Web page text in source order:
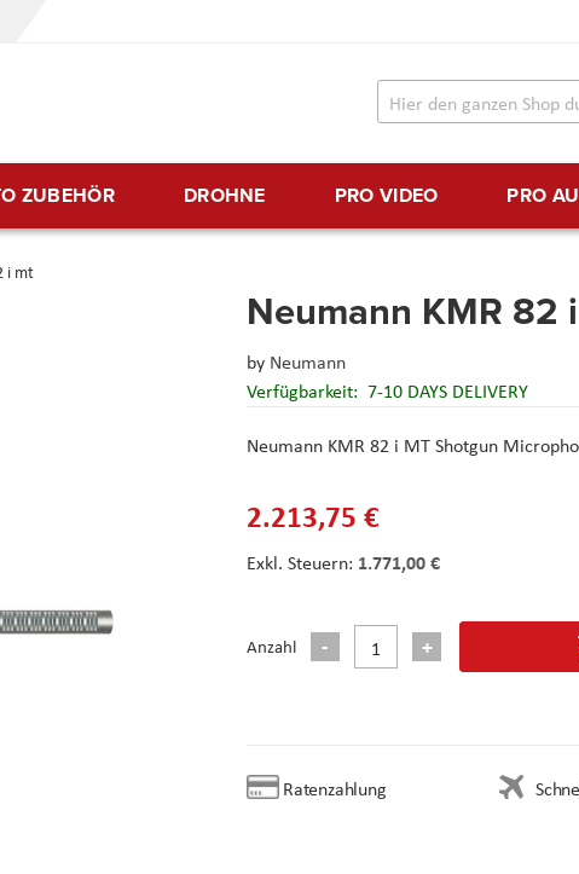
ZUBEHÖR DROHNE PRO VIDEO PRO
i mt
Neumann KMR 82
by Neumann
Verfügbarkeit: 7-10 DAYS DELIVERY
Neumann KMR 82 i MT Shotgun
2.213,75 €
1.771,00 €
Anzahl
Ratenzahlung